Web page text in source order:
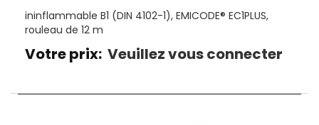
ininflammable B1 (DIN 4102-1), EMICODE® EC1PLUS,
rouleau de 12 m
Votre prix: Veuillez vous connecter